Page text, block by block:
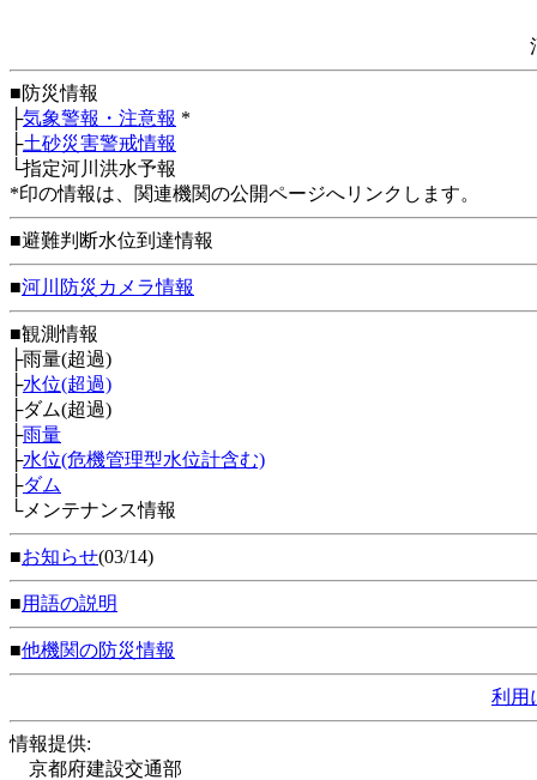
■防災情報
├気象警報・注意報 *
├土砂災害警戒情報
└指定河川洪水予報
*印の情報は、関連機関の公開ページへリンクします。
■避難判断水位到達情報
■河川防災カメラ情報
■観測情報
├雨量(超過)
├水位(超過)
├ダム(超過)
├雨量
├水位(危機管理型水位計含む)
├ダム
└メンテナンス情報
■お知らせ(03/14)
■用語の説明
■他機関の防災情報
利用
情報提供:
京都府建設交通部